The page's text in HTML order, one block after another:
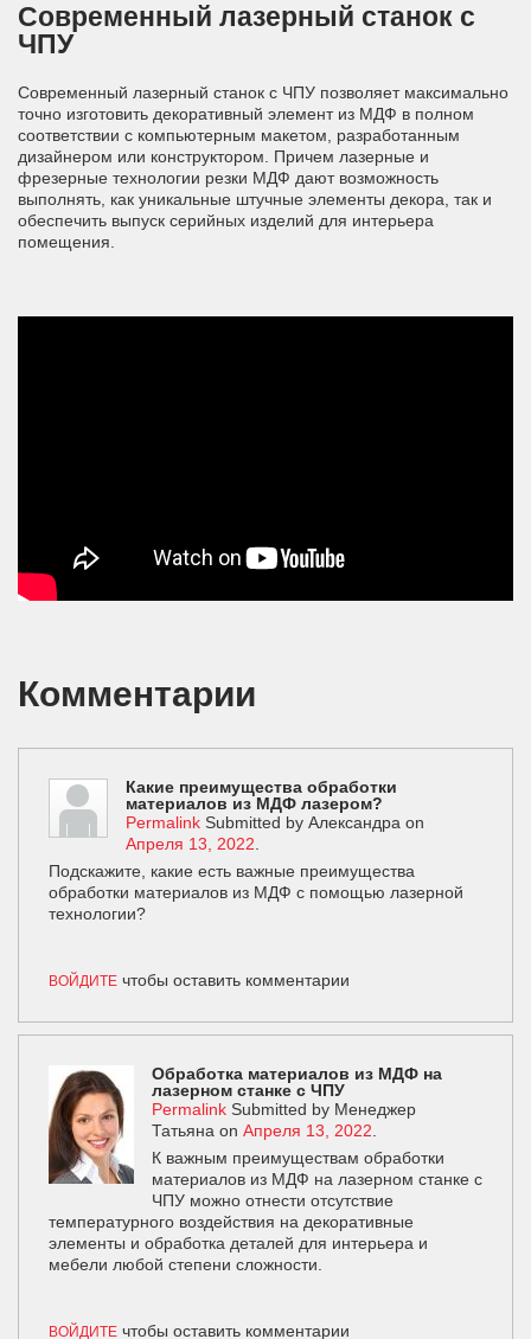
Современный лазерный станок с
ЧПУ
Современный лазерный станок с ЧПУ позволяет максимально
точно изготовить декоративный элемент из МДФ в полном
соответствии с компьютерным макетом, разработанным
дизайнером или конструктором. Причем лазерные и
фрезерные технологии резки МДФ дают возможность
выполнять, как уникальные штучные элементы декора, так и
обеспечить выпуск серийных изделий для интерьера
помещения.
Комментарии
Какие преимущества обработки
материалов из МДФ лазером?
Permalink Submitted by Александра on
Апреля 13, 2022
Подскажите, какие есть важные преимущества
обработки материалов из МДФ с помощью лазерной
технологии?
ВОЙДИТЕ чтобы оставить комментарии
Обработка материалов из МДФ на
лазерном станке с ЧПУ
Permalink Submitted by Менеджер
Татьяна on Апреля 13, 2022
К важным преимуществам обработки
материалов из МДФ на лазерном станке с
ЧПУ можно отнести отсутствие
температурного воздействия на декоративные
элементы и обработка деталей для интерьера и
мебели любой степени сложности.
ВОЙДИТЕ чтобы оставить комментарии